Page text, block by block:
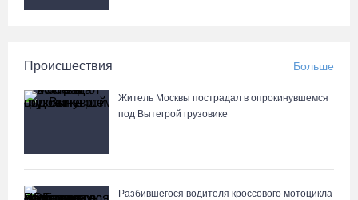
Происшествия Больше
Житель Москвы пострадал в опрокинувшемся
под Вытегрой грузовике
Разбившегося водителя кроссового мотоцикла